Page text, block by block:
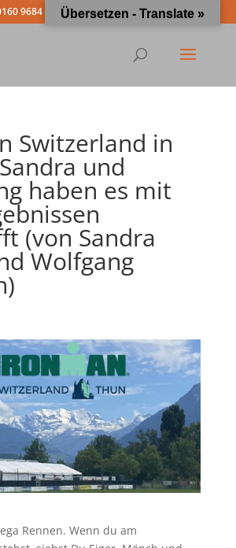
9684 4963 info@moewathlon.de
Switzerland in
und
haben es mit
(von Sandra
Wolfgang
Rennen. Wenn du am
Übersetzen - Translate »